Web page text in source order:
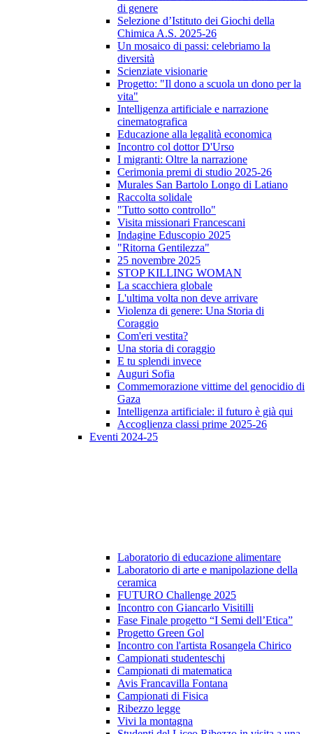
di genere
Selezione d’Istituto dei Giochi della
Chimica A.S. 2025-26
Un mosaico di passi: celebriamo la
diversità
Scienziate visionarie
Progetto: "Il dono a scuola un dono per la
vita"
Intelligenza artificiale e narrazione
cinematografica
Educazione alla legalità economica
Incontro col dottor D'Urso
I migranti: Oltre la narrazione
Cerimonia premi di studio 2025-26
Murales San Bartolo Longo di Latiano
Raccolta solidale
"Tutto sotto controllo"
Visita missionari Francescani
Indagine Eduscopio 2025
"Ritorna Gentilezza"
25 novembre 2025
STOP KILLING WOMAN
La scacchiera globale
L'ultima volta non deve arrivare
Violenza di genere: Una Storia di
Coraggio
Com'eri vestita?
Una storia di coraggio
E tu splendi invece
Auguri Sofia
Commemorazione vittime del genocidio di
Gaza
Intelligenza artificiale: il futuro è già qui
Accoglienza classi prime 2025-26
Eventi 2024-25
Laboratorio di educazione alimentare
Laboratorio di arte e manipolazione della
ceramica
FUTURO Challenge 2025
Incontro con Giancarlo Visitilli
Fase Finale progetto “I Semi dell’Etica”
Progetto Green Gol
Incontro con l'artista Rosangela Chirico
Campionati studenteschi
Campionati di matematica
Avis Francavilla Fontana
Campionati di Fisica
Ribezzo legge
Vivi la montagna